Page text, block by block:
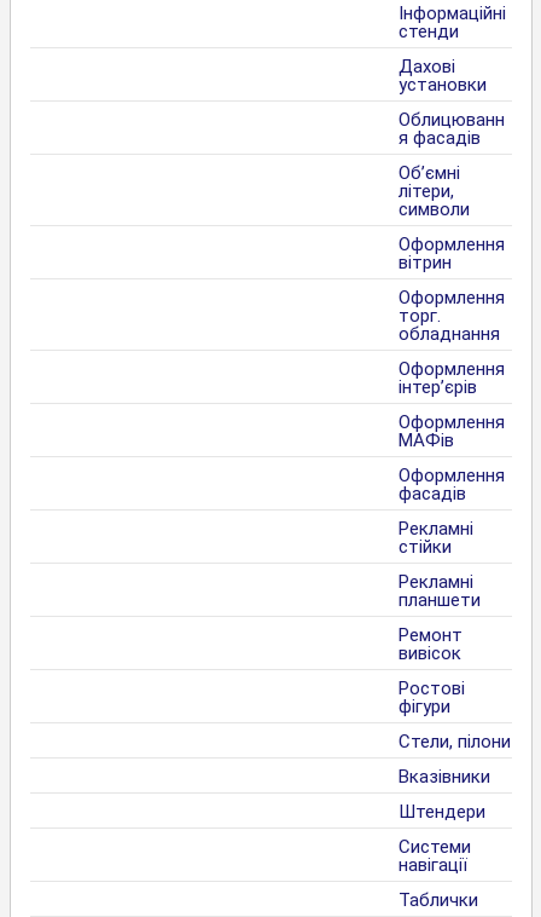
Інформаційні
стенди
Дахові
установки
Облицюванн
я фасадів
Об’ємні
літери,
символи
Оформлення
вітрин
Оформлення
торг.
обладнання
Оформлення
інтер’єрів
Оформлення
МАФів
Оформлення
фасадів
Рекламні
стійки
Рекламні
планшети
Ремонт
вивісок
Ростові
фігури
Стели, пілони
Вказівники
Штендери
Системи
навігації
Таблички